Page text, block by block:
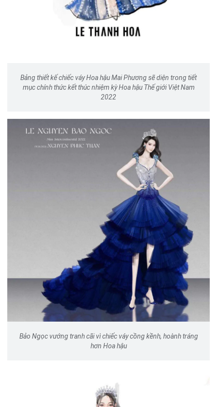
Bảng thiết kế chiếc váy Hoa hậu Mai Phương sẽ diện trong tiết
mục chính thức kết thúc nhiệm kỳ Hoa hậu Thế giới Việt Nam
2022
Bảo Ngọc vướng tranh cãi vì chiếc váy cồng kềnh, hoành tráng
hơn Hoa hậu